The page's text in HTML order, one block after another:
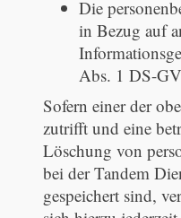
Die
in Bezug auf
Abs. 1 DS-
Sofern einer der
zutrifft und eine
Löschung von
bei der Tandem
gespeichert sind,